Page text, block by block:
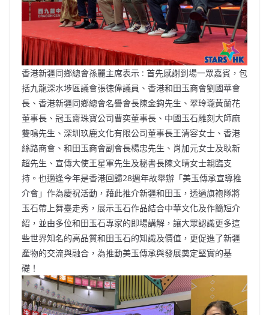
香港新疆同鄉總會孫麗主席表示 : 首先感謝到場一眾嘉賓，包
括九龍深水埗區議會張徳偉議員、香港和田玉商會劉國華會
長、香港新疆同鄉總會名譽會長陳金鈎先生、翠玲瓏黃蘭花
董事長、冠⽟齋珠寶公司曹奕董事⻑、中國玉石雕刻大師麻
雙鳴先生、深圳玖鹿文化有限公司董事長王清容女士、香港
絲路商會、和田玉商會副會長楊忠先生、肖加元女士及耿新
超先生、宣傳大使王星軍先生及秘書長陳文晴女士親臨支
持。也適逢今年是香港回歸28週年故舉辦「美玉傳承宣導推
介會」作為慶祝活動，藉此推介新疆和田玉，透過旗袍隊將
玉石帶上舞臺走秀，展示玉石作品結合中華文化及作簡短介
紹，並由多位和田玉石專家的即場講解，讓大眾認識更多這
些世界知名的高品質和田玉石的知識及價值，更促進了新疆
產物的交流與融合，為推動美玉傳承與發展奠定堅實的基
礎！